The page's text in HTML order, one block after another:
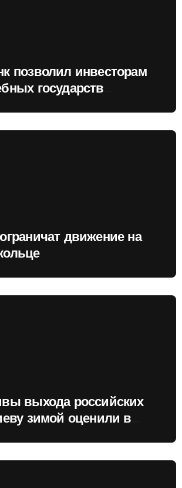
позволил инвесторам
государств
движение на
выхода российских
зимой оценили в